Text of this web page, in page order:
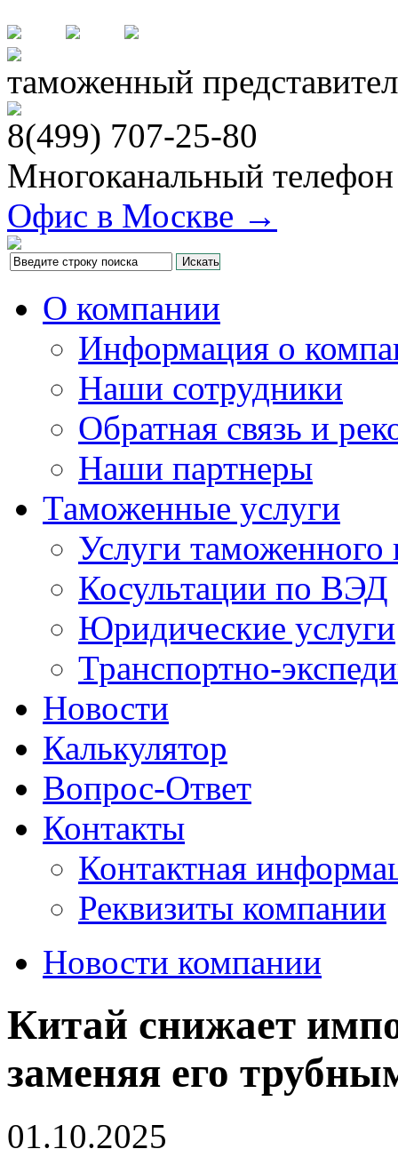
таможенный
8(499) 707-25-80
Многоканальный
Офис в Москве →
О компании
Информация о
Наши сотрудники
Обратная связь и
Наши партнеры
Таможенные услуги
Услуги таможенного
Косультации по ВЭД
Юридические услуги
Транспортно-
Новости
Калькулятор
Вопрос-Ответ
Контакты
Контактная
Реквизиты компании
Новости компании
Китай снижает
заменяя его
01.10.2025